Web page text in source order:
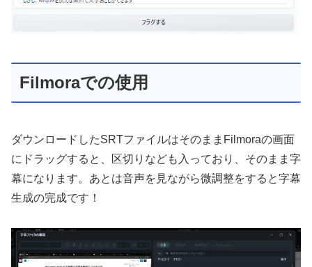
Filmoraでの使用
ダウンロードしたSRTファイルはそのままFilmoraの画面
にドラッグすると、区切りなども入っており、そのまま字
幕になります。あとは音声を見ながら微調整をすると字幕
生成の完成です！